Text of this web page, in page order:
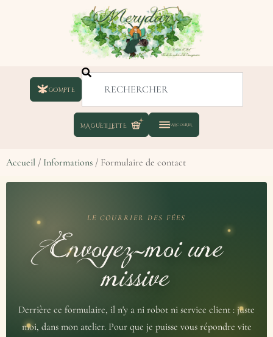
COMPTE
Accueil / Informations / Formulaire de contact
LE COURRIER DES FÉES
Envoyez-moi une
missive
Derrière ce formulaire, il n'y a ni robot ni service client : juste
moi, dans mon atelier. Pour que je puisse vous répondre vite